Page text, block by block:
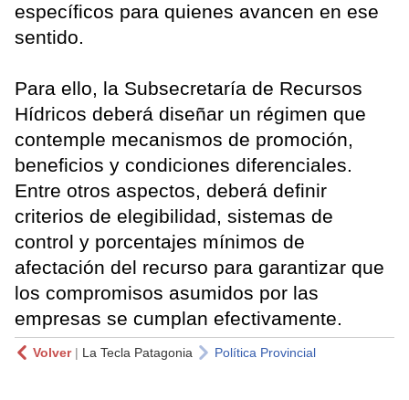
específicos para quienes avancen en ese
sentido.
Para ello, la Subsecretaría de Recursos
Hídricos deberá diseñar un régimen que
contemple mecanismos de promoción,
beneficios y condiciones diferenciales.
Entre otros aspectos, deberá definir
criterios de elegibilidad, sistemas de
control y porcentajes mínimos de
afectación del recurso para garantizar que
los compromisos asumidos por las
empresas se cumplan efectivamente.
Volver| La Tecla Patagonia Política Provincial